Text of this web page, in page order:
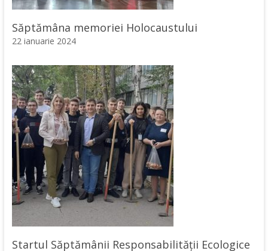
Săptămâna memoriei Holocaustului
22 ianuarie 2024
Startul Săptămânii Responsabilității Ecologice